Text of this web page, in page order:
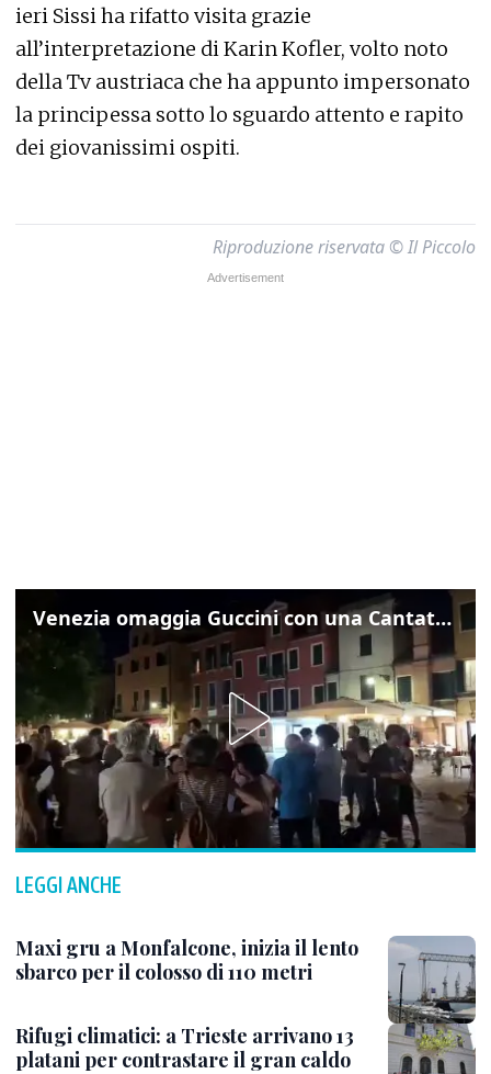
ieri Sissi ha rifatto visita grazie
all’interpretazione di Karin Kofler, volto noto
della Tv austriaca che ha appunto impersonato
la principessa sotto lo sguardo attento e rapito
dei giovanissimi ospiti.
Riproduzione riservata © Il Piccolo
Venezia omaggia Guccini con una Cantata Anarchica in campo Santa Margherita
LEGGI ANCHE
Maxi gru a Monfalcone, inizia il lento
sbarco per il colosso di 110 metri
Rifugi climatici: a Trieste arrivano 13
platani per contrastare il gran caldo